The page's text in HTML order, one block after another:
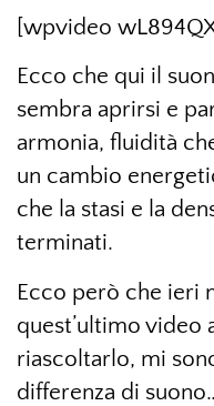
[wpvideo
Ecco che qui il
sembra aprirsi e
armonia, fluidità
un cambio
che la stasi e la
terminati.
Ecco però che ieri
quest’ultimo video
riascoltarlo, mi
differenza di